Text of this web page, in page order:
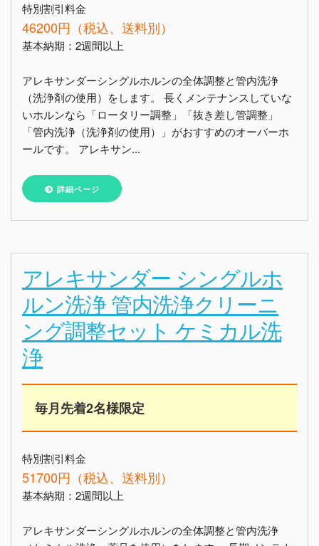
特別割引料金
46200円（税込、送料別）
基本納期：2週間以上
アレキサンダーシングルホルンの全体調整と管内洗浄
（洗浄剤の使用）をします。 長くメンテナンスしていな
いホルンなら「ロータリー調整」「抜き差し管調整」
「管内洗浄（洗浄剤の使用）」がおすすめのオーバーホ
ールです。 アレキサン...
詳細ページ
アレキサンダー シングルホ
ルン洗浄 管内洗浄クリーニ
ング調整セット ケミカル洗
浄
毎月先着2名様限定
特別割引料金
51700円（税込、送料別）
基本納期：2週間以上
アレキサンダーシングルホルンの全体調整と管内洗浄